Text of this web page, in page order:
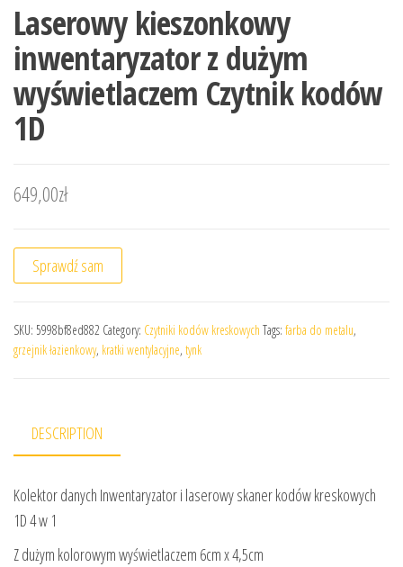
Laserowy kieszonkowy
inwentaryzator z dużym
wyświetlaczem Czytnik kodów
1D
649,00zł
Sprawdź sam
SKU: 5998bf8ed882 Category: Czytniki kodów kreskowych Tags: farba do metalu,
grzejnik łazienkowy, kratki wentylacyjne, tynk
DESCRIPTION
Kolektor danych Inwentaryzator i laserowy skaner kodów kreskowych
1D 4 w 1
Z dużym kolorowym wyświetlaczem 6cm x 4,5cm